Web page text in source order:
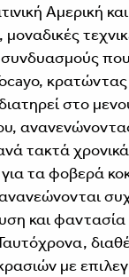
Αμερική
που
στο
τακτά
για τα φοβερά
και φαντασία
με